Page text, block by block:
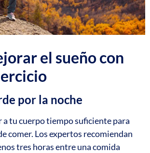
el sueño con
por la noche
a tu cuerpo tiempo suficiente para
comer. Los expertos recomiendan
tres horas entre una comida